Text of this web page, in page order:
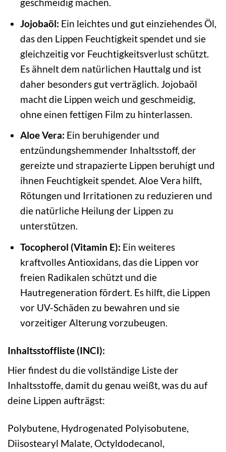
geschmeidig machen.
Jojobaöl: Ein leichtes und gut einziehendes Öl,
das den Lippen Feuchtigkeit spendet und sie
gleichzeitig vor Feuchtigkeitsverlust schützt.
Es ähnelt dem natürlichen Hauttalg und ist
daher besonders gut verträglich. Jojobaöl
macht die Lippen weich und geschmeidig,
ohne einen fettigen Film zu hinterlassen.
Aloe Vera: Ein beruhigender und
entzündungshemmender Inhaltsstoff, der
gereizte und strapazierte Lippen beruhigt und
ihnen Feuchtigkeit spendet. Aloe Vera hilft,
Rötungen und Irritationen zu reduzieren und
die natürliche Heilung der Lippen zu
unterstützen.
Tocopherol (Vitamin E): Ein weiteres
kraftvolles Antioxidans, das die Lippen vor
freien Radikalen schützt und die
Hautregeneration fördert. Es hilft, die Lippen
vor UV-Schäden zu bewahren und sie
vorzeitiger Alterung vorzubeugen.
Inhaltsstoffliste (INCI):
Hier findest du die vollständige Liste der
Inhaltsstoffe, damit du genau weißt, was du auf
deine Lippen aufträgst:
Polybutene, Hydrogenated Polyisobutene,
Diisostearyl Malate, Octyldodecanol,